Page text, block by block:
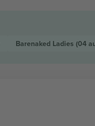
Barenaked Ladies (04